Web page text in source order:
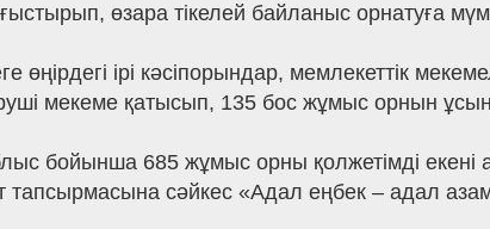
өзара тікелей байланыс орнатуға
өңірдегі ірі кәсіпорындар, мемлекеттік
мекеме қатысып, 135 бос жұмыс орнын
бойынша 685 жұмыс орны қолжетімді екені
тапсырмасына сәйкес «Адал еңбек – адал